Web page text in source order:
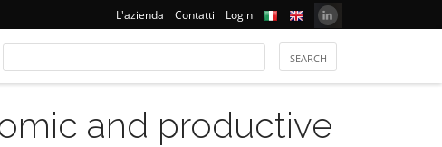
L'azienda Contatti Login
and productive